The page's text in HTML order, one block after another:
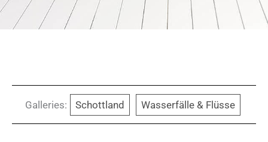
Galleries: Schottland Wasserfälle & Flüsse